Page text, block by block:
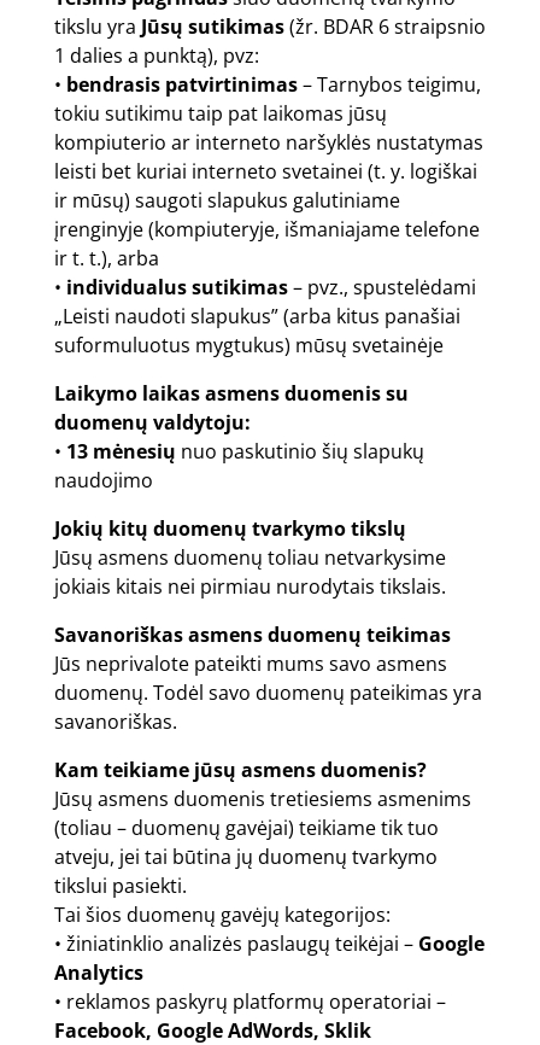
tikslu yra Jūsų sutikimas(žr. BDAR 6 straipsnio
1 dalies a punktą), pvz:
• bendrasis patvirtinimas– Tarnybos teigimu,
tokiu sutikimu taip pat laikomas jūsų
kompiuterio ar interneto naršyklės nustatymas
leisti bet kuriai interneto svetainei (t. y. logiškai
ir mūsų) saugoti slapukus galutiniame
įrenginyje (kompiuteryje, išmaniajame telefone
ir t. t.), arba
• individualus sutikimas– pvz., spustelėdami
„Leisti naudoti slapukus” (arba kitus panašiai
suformuluotus mygtukus) mūsų svetainėje
Laikymo laikas asmens duomenis su
duomenų valdytoju:
• 13 mėnesių nuo paskutinio šių slapukų
naudojimo
Jokių kitų duomenų tvarkymo tikslų
Jūsų asmens duomenų toliau netvarkysime
jokiais kitais nei pirmiau nurodytais tikslais.
Savanoriškas asmens duomenų teikimas
Jūs neprivalote pateikti mums savo asmens
duomenų. Todėl savo duomenų pateikimas yra
savanoriškas.
Kam teikiame jūsų asmens duomenis?
Jūsų asmens duomenis tretiesiems asmenims
(toliau – duomenų gavėjai) teikiame tik tuo
atveju, jei tai būtina jų duomenų tvarkymo
tikslui pasiekti.
Tai šios duomenų gavėjų kategorijos:
• žiniatinklio analizės paslaugų teikėjai – Google
Analytics
• reklamos paskyrų platformų operatoriai –
Facebook, Google AdWords, Sklik